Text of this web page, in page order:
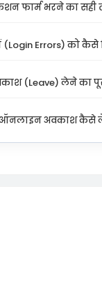
फार्म भरने का सही
(Login Errors) को
(Leave) लेने का
ऑनलाइन अवकाश कैसे